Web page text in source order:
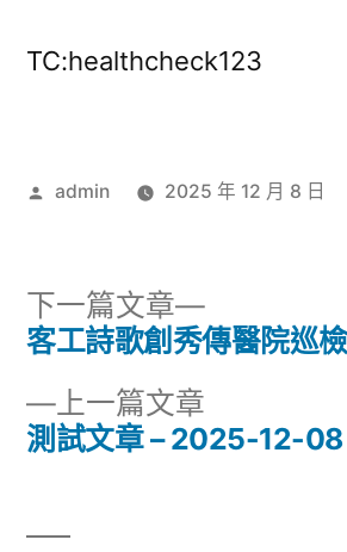
TC:healthcheck123
作
admin 2025 年 12 月 8 日
文
章
導
覽
上一篇文章
一
測試文章 – 2025-12-
下一篇文章
下
一
章:
客工詩歌創秀傳醫院巡